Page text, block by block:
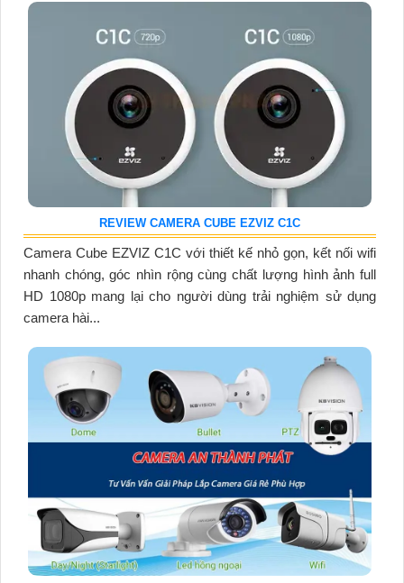
REVIEW CAMERA CUBE EZVIZ C1C
Camera Cube EZVIZ C1C với thiết kế nhỏ gọn, kết nối wifi
nhanh chóng, góc nhìn rộng cùng chất lượng hình ảnh full
HD 1080p mang lại cho người dùng trải nghiệm sử dụng
camera hài...